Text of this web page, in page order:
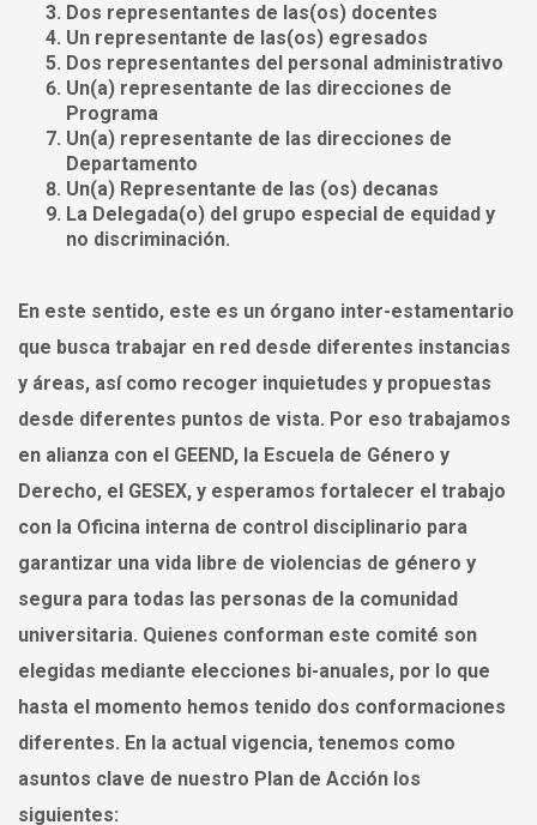
Dos representantes de las(os) docentes
Un representante de las(os) egresados
Dos representantes del personal administrativo
Un(a) representante de las direcciones de
Programa
Un(a) representante de las direcciones de
Departamento
Un(a) Representante de las (os) decanas
La Delegada(o) del grupo especial de equidad y
no discriminación.
En este sentido, este es un órgano inter-estamentario
que busca trabajar en red desde diferentes instancias
y áreas, así como recoger inquietudes y propuestas
desde diferentes puntos de vista. Por eso trabajamos
en alianza con el GEEND, la Escuela de Género y
Derecho, el GESEX, y esperamos fortalecer el trabajo
con la Oficina interna de control disciplinario para
garantizar una vida libre de violencias de género y
segura para todas las personas de la comunidad
universitaria. Quienes conforman este comité son
elegidas mediante elecciones bi-anuales, por lo que
hasta el momento hemos tenido dos conformaciones
diferentes. En la actual vigencia, tenemos como
asuntos clave de nuestro Plan de Acción los
siguientes: